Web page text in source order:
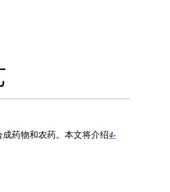
药物和农药。本文将介绍4-